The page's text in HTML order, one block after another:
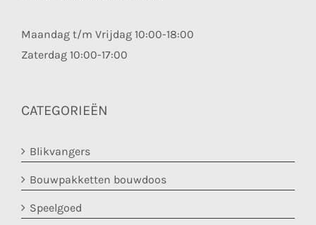
Maandag t/m Vrijdag 10:00-18:00
Zaterdag 10:00-17:00
CATEGORIEËN
Blikvangers
Bouwpakketten bouwdoos
Speelgoed